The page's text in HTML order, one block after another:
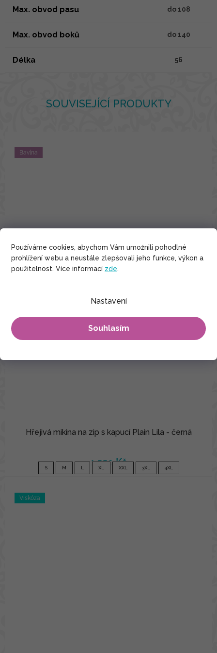
Používáme cookies, abychom Vám umožnili pohodlné
prohlížení webu a neustále zlepšovali jeho funkce, výkon a
použitelnost. Více informací zde.
Nastavení
Souhlasím
SOUVISEJÍCÍ PRODUKTY
Bavlna
Hřejivá mikina na zip s kapucí Plain Lila - černá
1 550 Kč
S M L XL XXL 3XL 4XL
Viskóza
Max. obvod pasu do 108
Max. obvod boků do 140
Délka 56